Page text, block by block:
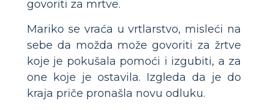
govoriti za mrtve.
Mariko se vraća u vrtlarstvo, misleći na
sebe da možda može govoriti za žrtve
koje je pokušala pomoći i izgubiti, a za
one koje je ostavila. Izgleda da je do
kraja priče pronašla novu odluku.